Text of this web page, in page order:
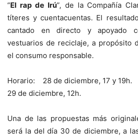
“El rap de Irú”, de la Compañía
títeres y cuentacuentas. El
cantado en directo y apoyado
vestuarios de reciclaje, a propósito
el consumo responsable.
Horario: 28 de diciembre, 17 y 19h.
29 de diciembre, 12h.
Una de las propuestas más
será la del día 30 de diciembre, a